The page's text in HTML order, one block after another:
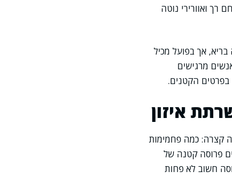
רך ואוורירי נוטה
אך בפועל מכיל
מרגישים
הקטנים.
איזון
קצרה: כמה פחמימות
פרוסה קטנה של
חשוב לא פחות